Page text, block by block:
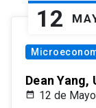
12
Dean
12 de